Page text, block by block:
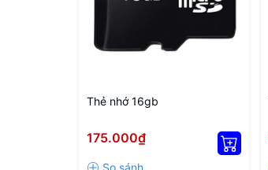
Thẻ nhớ 16gb
175.000₫